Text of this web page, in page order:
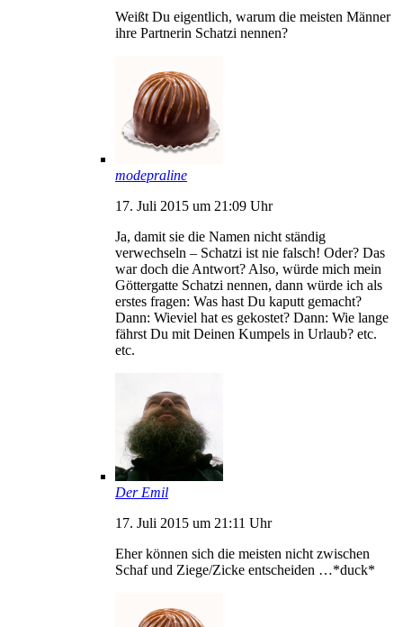
Weißt Du eigentlich, warum die meisten Männer
ihre Partnerin Schatzi nennen?
modepraline
17. Juli 2015 um 21:09 Uhr
Ja, damit sie die Namen nicht ständig
verwechseln – Schatzi ist nie falsch! Oder? Das
war doch die Antwort? Also, würde mich mein
Göttergatte Schatzi nennen, dann würde ich als
erstes fragen: Was hast Du kaputt gemacht?
Dann: Wieviel hat es gekostet? Dann: Wie lange
fährst Du mit Deinen Kumpels in Urlaub? etc.
etc.
Der Emil
17. Juli 2015 um 21:11 Uhr
Eher können sich die meisten nicht zwischen
Schaf und Ziege/Zicke entscheiden …*duck*